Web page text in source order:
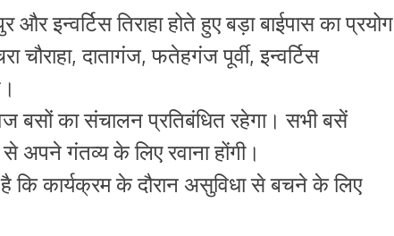
इन्वर्टिस तिराहा होते हुए बड़ा बाईपास का प्रयोग
दातागंज, फतेहगंज पूर्वी, इन्वर्टिस
बसों का संचालन प्रतिबंधित रहेगा। सभी बसें
गंतव्य के लिए रवाना होंगी।
कि कार्यक्रम के दौरान असुविधा से बचने के लिए